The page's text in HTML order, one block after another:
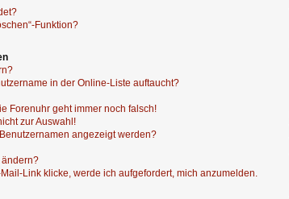
Funktion?
in der Online-Liste auftaucht?
Forenuhr geht immer noch falsch!
zur Auswahl!
angezeigt werden?
ändern?
Link klicke, werde ich aufgefordert, mich anzumelden.